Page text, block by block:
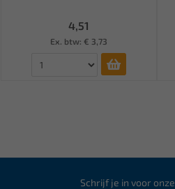
4,51
Ex. btw: € 3,73
Schrijf je in voor onze